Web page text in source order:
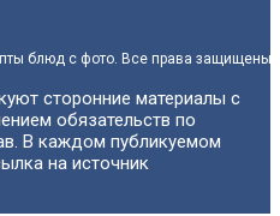
блюд с фото. Все права защищены.
сторонние материалы с
обязательств по
В каждом публикуемом
на источник